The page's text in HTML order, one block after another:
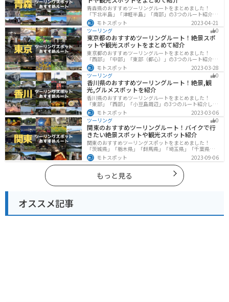
青森県のおすすめツーリングルートをまとめました！
「下北半島」「津軽半島」「南部」の3つのルート紹介し
ます。自然に恵まれた風光明媚な景色や歴史文化に触れ
られる観光スポットが多くあります。バイクで青森県に
ツーリングに行く際は参考にしてください。
モトスポット
2023-04-21
ツーリング
0
東京都のおすすめツーリングルート！絶景スポ
ットや観光スポットをまとめて紹介
東京都のおすすめツーリングルートをまとめました！
「西部」「中部」「東部（都心）」の3つのルート紹介し
ます。西に行けば奥多摩の自然、東に行けば都心スポッ
トと、自然も街も楽しめるスポットが多数あります。バ
イクで東京都にツーリングに行く際は参考にしてくださ
い。
モトスポット
2023-03-28
ツーリング
0
香川県のおすすめツーリングルート！絶景,観
光,グルメスポットを紹介
香川県のおすすめツーリングルートをまとめました！
「東部」「西部」「小豆島周辺」の3つのルート紹介しま
す。自然豊かな山から海、絶品グルメを満喫するツーリ
ングができます。バイクで香川県にツーリングに行く際
は参考にしてください。
モトスポット
2023-03-06
ツーリング
0
関東のおすすめツーリングルート！バイクで行
きたい絶景スポットや観光スポット紹介
関東のおすすめツーリングスポットをまとめました！
「茨城県」「栃木県」「群馬県」「埼玉県」「千葉県」
「東京都」「神奈川県」の各県の観光地紹介します。自
然豊かな山々や湖、温泉地が点在し、四季折々の景色を
楽しめるスポットが多数あります。バイクで関東にツー
リングに行く際は参考にしてください。
モトスポット 2023-09-06
もっと見る
オススメ記事